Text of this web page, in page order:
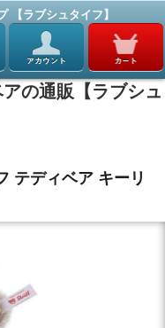
【ラブシュタイフ】
テディベア キーリ